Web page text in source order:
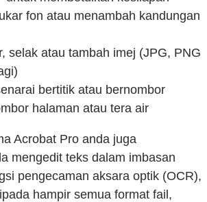
fon atau menambah kandungan
selak atau tambah imej (JPG, PNG
bertitik atau bernombor
halaman atau tera air
Acrobat Pro anda juga
mengedit teks dalam imbasan
pengecaman aksara optik (OCR),
hampir semua format fail,